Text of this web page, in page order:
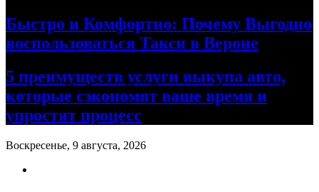
Быстро и Комфортно: Почему Выгодно
воспользоваться Такси в Вероне
5 преимуществ услуги выкупа авто,
которые сэкономят ваше время и
упростят процесс
Воскресенье, 9 августа, 2026